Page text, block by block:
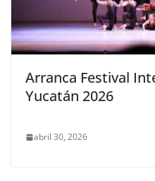
Arranca Festival
Yucatán 2026
abril 30, 2026